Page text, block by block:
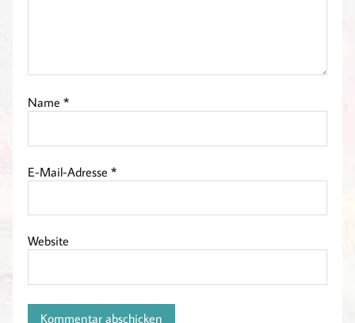
Name*
E-Mail-Adresse*
Website